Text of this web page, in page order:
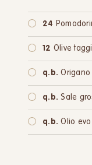
24
12 Olive
q.b. Origano
q.b. Sale
q.b. Olio evo